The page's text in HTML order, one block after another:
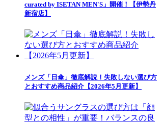
curated by ISETAN MEN'S」開催！【伊勢丹
新宿店】
メンズ「日傘」徹底解説！失敗しない選び方
とおすすめ商品紹介【2026年5月更新】